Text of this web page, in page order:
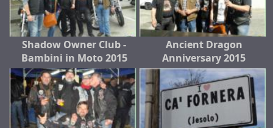
Shadow Owner Club -
Bambini in Moto 2015
Ancient Dragon
Anniversary 2015